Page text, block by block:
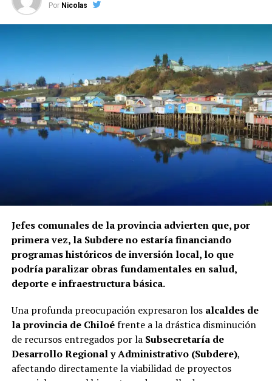
Por Nicolas
Jefes comunales de la provincia advierten que, por
primera vez, la Subdere no estaría financiando
programas históricos de inversión local, lo que
podría paralizar obras fundamentales en salud,
deporte e infraestructura básica.
Una profunda preocupación expresaron los alcaldes de
la provincia de Chiloéfrente a la drástica disminución
de recursos entregados por la Subsecretaría de
Desarrollo Regional y Administrativo (Subdere),
afectando directamente la viabilidad de proyectos